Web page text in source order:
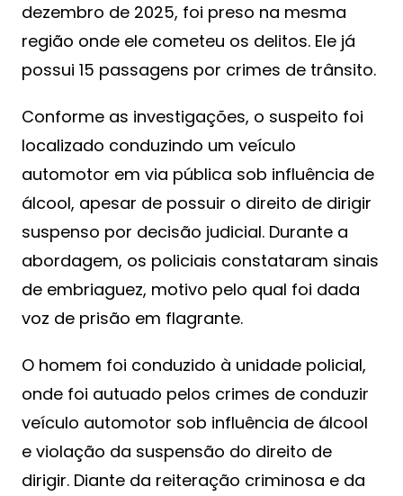
dezembro de 2025, foi preso na mesma
região onde ele cometeu os delitos. Ele já
possui 15 passagens por crimes de trânsito.
Conforme as investigações, o suspeito foi
localizado conduzindo um veículo
automotor em via pública sob influência de
álcool, apesar de possuir o direito de dirigir
suspenso por decisão judicial. Durante a
abordagem, os policiais constataram sinais
de embriaguez, motivo pelo qual foi dada
voz de prisão em flagrante.
O homem foi conduzido à unidade policial,
onde foi autuado pelos crimes de conduzir
veículo automotor sob influência de álcool
e violação da suspensão do direito de
dirigir. Diante da reiteração criminosa e da